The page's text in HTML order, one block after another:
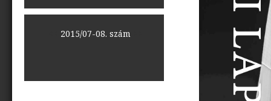
2015/07-08. szám>>